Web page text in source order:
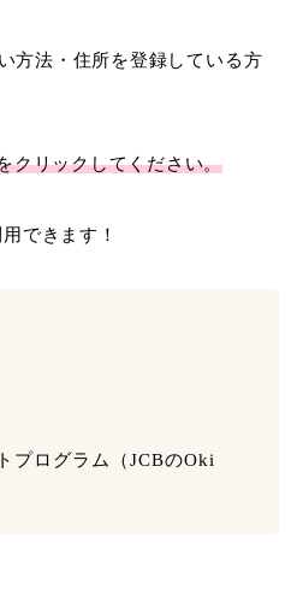
方法・住所を登録している方
クリックしてください。
できます！
プログラム（JCBのOki